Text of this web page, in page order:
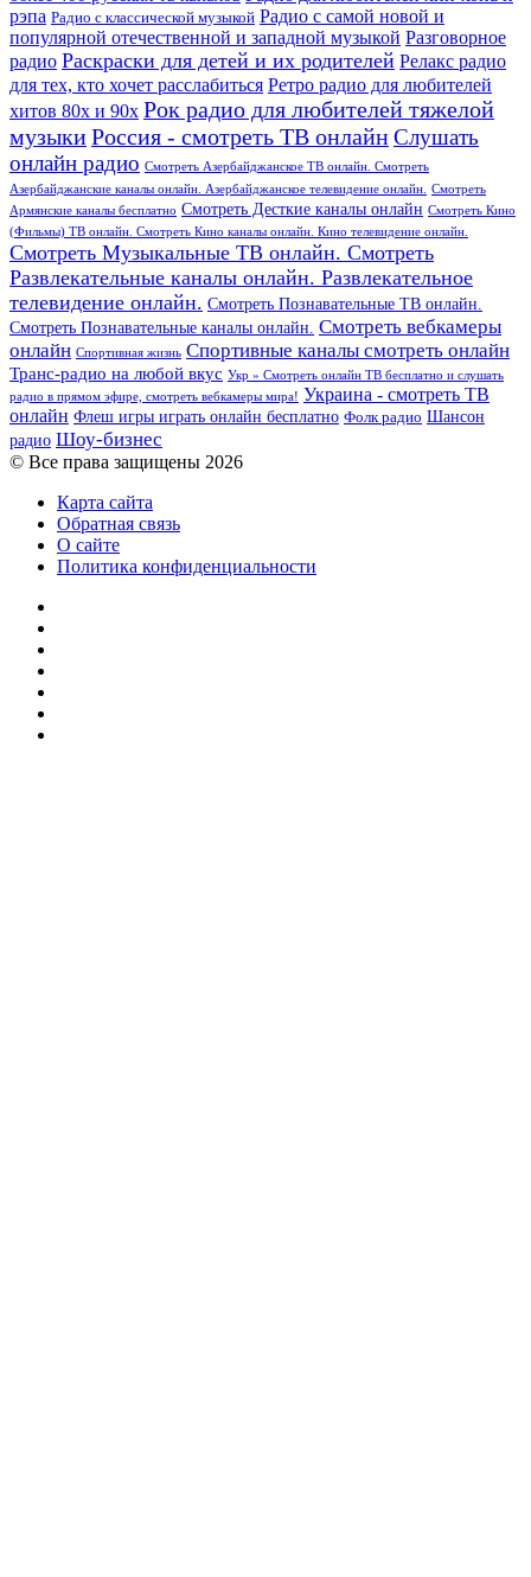
рэпа Радио с классической музыкой Радио с самой новой и
популярной отечественной и западной музыкой Разговорное
радио Раскраски для детей и их родителей Релакс радио
для тех, кто хочет расслабиться Ретро радио для любителей
хитов 80х и 90х Рок радио для любителей тяжелой
музыкиРоссия - смотреть ТВ онлайнСлушать
онлайн радио Смотреть Азербайджанское ТВ онлайн. Смотреть
Азербайджанские каналы онлайн. Азербайджанское телевидение онлайн. Смотреть
Армянские каналы бесплатно Смотреть Десткие каналы онлайн Смотреть Кино
(Фильмы) ТВ онлайн. Смотреть Кино каналы онлайн. Кино телевидение онлайн.
Смотреть Музыкальные ТВ онлайн. Смотреть
Развлекательные каналы онлайн. Развлекательное
телевидение онлайн. Смотреть Познавательные ТВ онлайн.
Смотреть Познавательные каналы онлайн. Смотреть вебкамеры
онлайн Спортивная жизнь Спортивные каналы смотреть онлайн
Транс-радио на любой вкус Укр » Смотреть онлайн ТВ бесплатно и слушать
радио в прямом эфире, смотреть вебкамеры мира! Украина - смотреть ТВ
онлайн Флеш игры играть онлайн бесплатно Фолк радио Шансон
радио Шоу-бизнес
© Все права защищены 2026
Карта сайта
Обратная связь
О сайте
Политика конфиденциальности